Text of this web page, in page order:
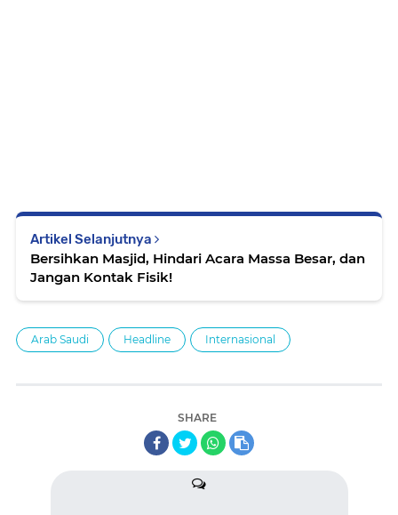
Artikel Selanjutnya
Bersihkan Masjid, Hindari Acara Massa Besar, dan
Jangan Kontak Fisik!
Arab Saudi Headline Internasional
SHARE